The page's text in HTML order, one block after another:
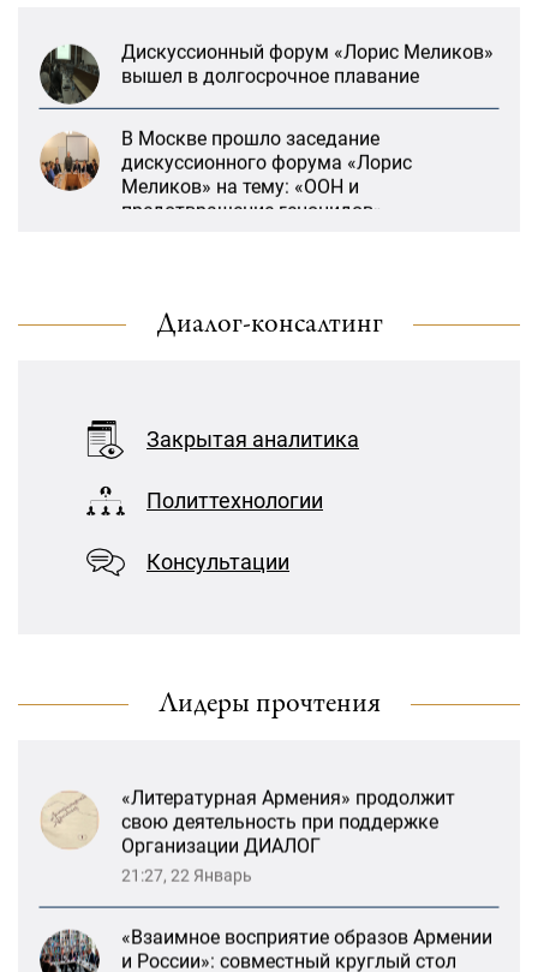
вышел в долгосрочное плавание
В Москве прошло заседание
дискуссионного форума «Лорис
Меликов» на тему: «ООН и
предотвращение геноцидов»
Дискуссионный форум «Лорис Меликов»
дискуссионного форума «Лорис
предотвращение геноцидов»
«Лорис Меликов» начинает свою
Диалог-консалтинг
Закрытая аналитика
Политтехнологии
Консультации
Лидеры прочтения
«Литературная Армения» продолжит
свою деятельность при поддержке
«Взаимное восприятие образов Армении
РСМД и ДИАЛОГА
13:47, 26 Январь
Организации ДИАЛОГ
21:27, 22 Январь
РСМД и ДИАЛОГА